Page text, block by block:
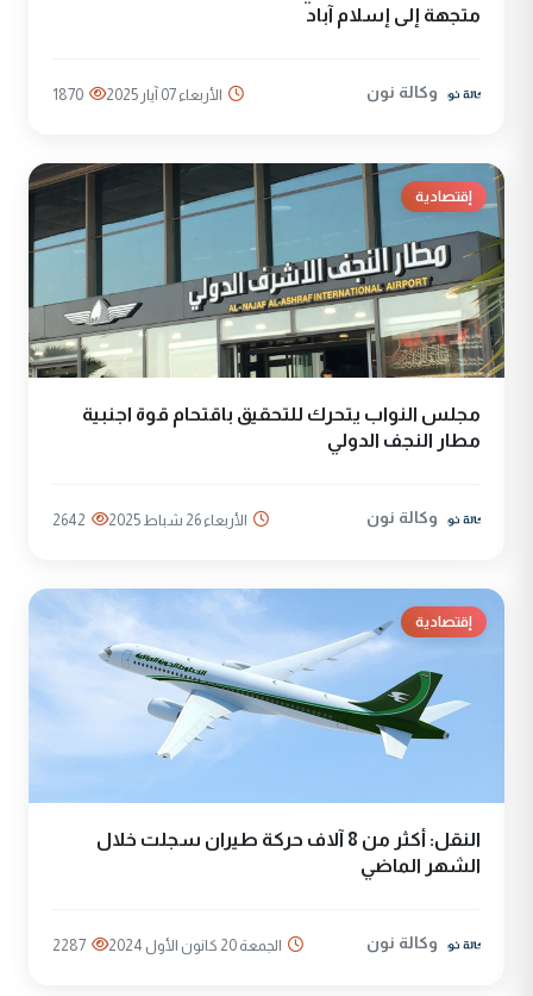
متجهة إلى إسلام آباد
وكالة نون الأربعاء 07 آيار 2025 1870
إقتصادية
مجلس النواب يتحرك للتحقيق باقتحام قوة اجنبية
مطار النجف الدولي
وكالة نون الأربعاء 26 شباط 2025 2642
إقتصادية
النقل: أكثر من 8 آلاف حركة طيران سجلت خلال
الشهر الماضي
وكالة نون الجمعة 20 كانون الأول 2024 2287